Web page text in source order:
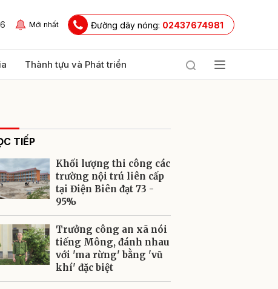
Mới nhất Đường dây nóng: 02437674981
Thành tựu và Phát triển
TIẾP
Khối lượng thi công các
trường nội trú liên cấp
tại Điện Biên đạt 73 -
95%
Trưởng công an xã nói
tiếng Mông, đánh nhau
với 'ma rừng' bằng 'vũ
khí' đặc biệt
Gửi